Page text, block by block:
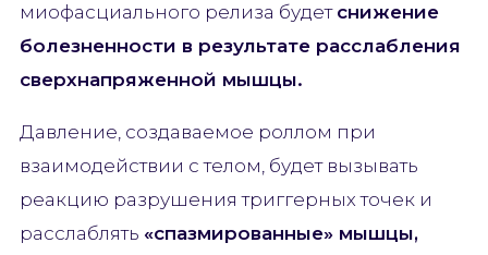
миофасциального релиза будет снижение
болезненности в результате расслабления
сверхнапряженной мышцы.
Давление, создаваемое роллом при
взаимодействии с телом, будет вызывать
реакцию разрушения триггерных точек и
расслаблять «спазмированные» мышцы,